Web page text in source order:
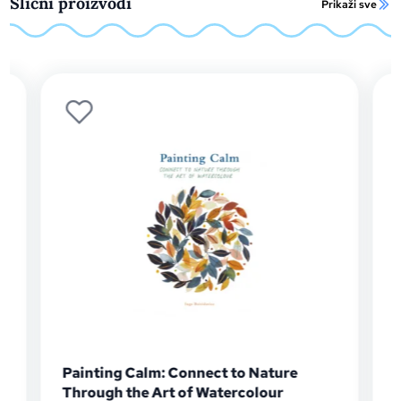
Prikaži sve
Painting Calm: Connect to Nature
Through the Art of Watercolour